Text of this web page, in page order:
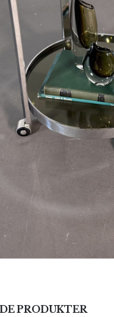
PRODUKTER